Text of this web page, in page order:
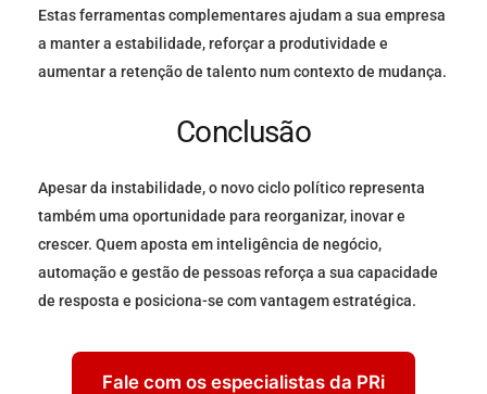
Estas ferramentas complementares ajudam a sua empresa
a manter a estabilidade, reforçar a produtividade e
aumentar a retenção de talento num contexto de mudança.
Conclusão
Apesar da instabilidade, o novo ciclo político representa
também uma oportunidade para reorganizar, inovar e
crescer. Quem aposta em inteligência de negócio,
automação e gestão de pessoas reforça a sua capacidade
de resposta e posiciona-se com vantagem estratégica.
Fale com os especialistas da PRi